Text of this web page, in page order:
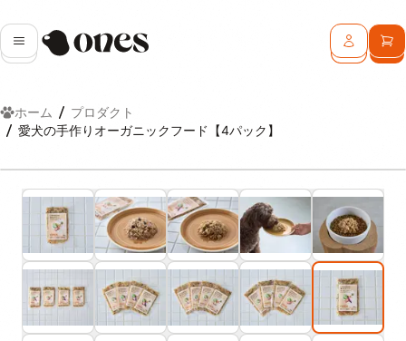
メニューOnes ログインカ
ホーム
プロダクト
愛犬の手作りオーガニックフード【4パック】